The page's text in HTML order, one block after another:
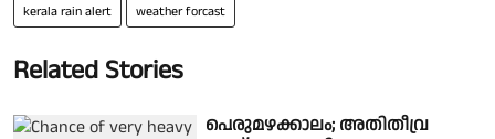
kerala rain alert weather forcast
Related Stories
പെരുമഴക്കാലം; അതിതീവ്ര